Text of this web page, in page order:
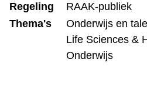
Regeling
RAAK-publiek
Thema's
Onderwijs en
Life Sciences &
Onderwijs